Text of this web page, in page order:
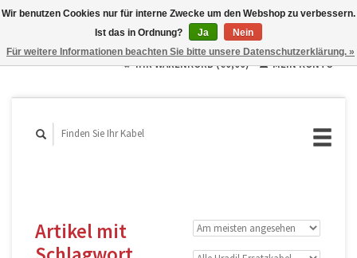
English
Français
IHR WARENKORB (€0,00) MEIN KONTO
Artikel mit
Wir benutzen Cookies nur für interne Zwecke um den Webshop zu verbessern.
Ist das in Ordnung?
Ja
Nein
Für weitere Informationen beachten Sie bitte unsere Datenschutzerklärung. »